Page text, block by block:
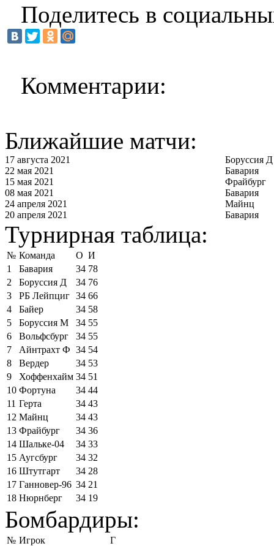
Поделитесь в
Комментарии:
Ближайшие матчи:
17 августа 2021
Боруссия Д
22 мая 2021
Бавария
15 мая 2021
Фрайбург
08 мая 2021
Бавария
24 апреля 2021
Майнц
20 апреля 2021
Бавария
Турнирная таблица:
№ Команда О И
1
Бавария 34 78
2
Боруссия Д 34 76
3
РБ Лейпциг 34 66
4
Байер 34 58
5
Боруссия М 34 55
6
Вольфсбург 34 55
7
Айнтрахт Ф 34 54
8
Вердер 34 53
9
Хоффенхайм 34 51
10 Фортуна 34 44
11 Герта 34 43
12 Майнц 34 43
13 Фрайбург 34 36
14 Шальке-04 34 33
15 Аугсбург 34 32
16 Штутгарт 34 28
17 Ганновер-96 34 21
18 Нюрнберг 34 19
Бомбардиры:
№ Игрок
Г